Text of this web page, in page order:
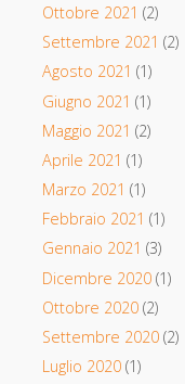
Ottobre 2021 (2)
Settembre 2021 (2)
Agosto 2021 (1)
Giugno 2021 (1)
Maggio 2021 (2)
Aprile 2021 (1)
Marzo 2021 (1)
Febbraio 2021 (1)
Gennaio 2021 (3)
Dicembre 2020(1)
Ottobre 2020(2)
Settembre 2020(2)
Luglio 2020(1)